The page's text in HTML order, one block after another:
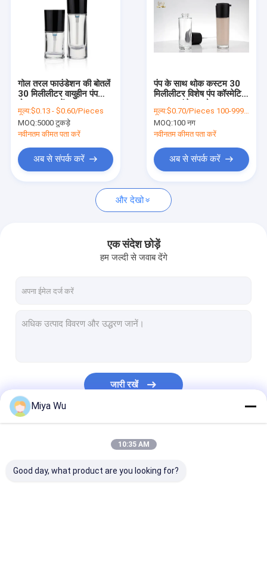
हमारे बारे में
कारखाने का दौरा
हमसे संपर्क करें
समाचार
उद्धरण मांगें
प्लास्टिक पैकेजिंग की बोतलें
प्लास्टिक फोम की बोतल
प्लास्टिक लोशन की बोतल
सीरम ड्रॉपर की बोतलें
क्रीम ग्लास जार
गोल तरल फाउंडेशन की बोतलें
30 मिलीलीटर वायुहीन पंप
मूल्य:$0.13 - $0.60/Pieces
MOQ:5000 टुकड़े
नवीनतम कीमत पता करें
अब से संपर्क करें
पंप के साथ थोक कस्टम 30
मिलीलीटर विशेष पंप कॉस्मेटिक
मूल्य:$0.70/Pieces 100-9999 Pieces
MOQ:100 नग
नवीनतम कीमत पता करें
अब से संपर्क करें
और देखो
एक संदेश छोड़ें
हम जल्दी से जवाब देंगे
जारी रखें
Miya Wu
10:35 AM
Good day, what product are you looking for?